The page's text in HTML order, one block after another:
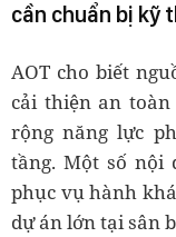
cần chuẩn bị kỹ
AOT cho biết
cải thiện an toàn
rộng năng lực
tầng. Một số nội
phục vụ hành
dự án lớn tại sân